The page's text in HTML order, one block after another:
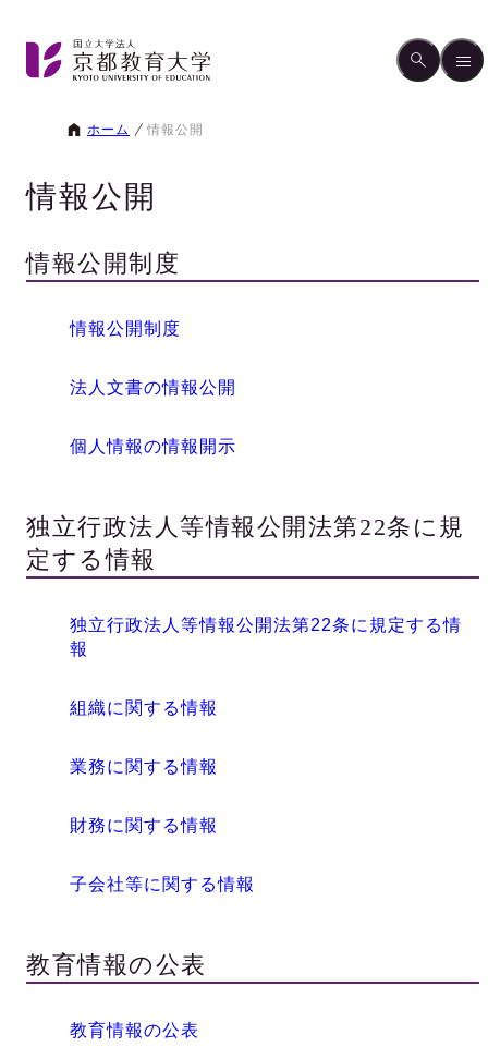
ホーム 情報公開
情報公開
情報公開制度
情報公開制度
法人文書の情報公開
個人情報の情報開示
独立行政法人等情報公開法第22条に規
定する情報
独立行政法人等情報公開法第22条に規定する情
報
組織に関する情報
業務に関する情報
財務に関する情報
子会社等に関する情報
教育情報の公表
教育情報の公表